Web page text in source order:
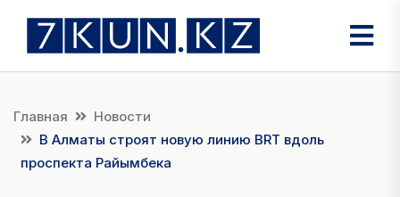
Главная
Новости
В Алматы строят новую линию BRT вдоль
проспекта Райымбека